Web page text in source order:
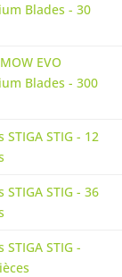
Blades - 30
EVO
Blades - 300
STIGA STIG - 12
STIGA STIG - 36
STIGA STIG -